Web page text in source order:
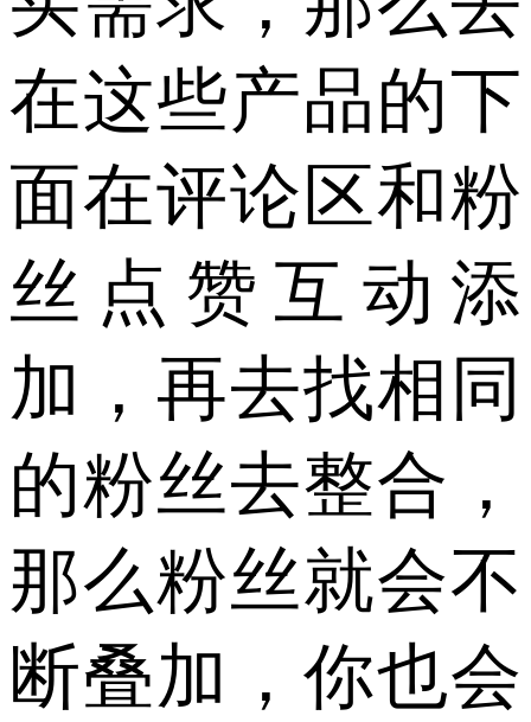
在这些产品的下
面在评论区和粉
丝点赞互动添
加，再去找相同
的粉丝去整合，
那么粉丝就会不
断叠加，你也会